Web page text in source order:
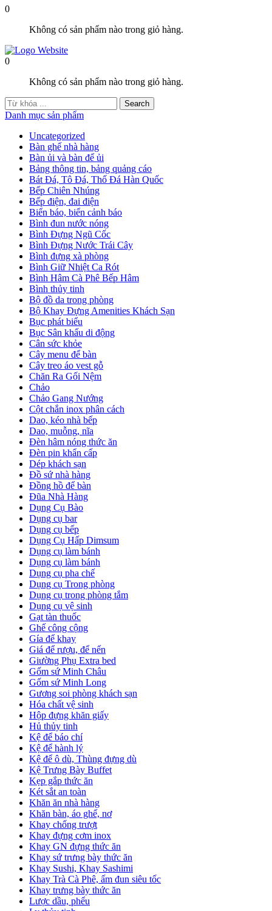
0
Không có sản phẩm nào trong giỏ hàng.
0
Không có sản phẩm nào trong giỏ hàng.
Danh mục sản phẩm
Uncategorized
Bàn ghế nhà hàng
Bàn ủi và bàn để ủi
Bảng thông tin, bảng quảng cáo
Bát Đá, Tô Đá, Thố Đá Hàn Quốc
Bếp Chiên Nhúng
Bếp điện, đai điện
Biển báo, biển cảnh báo
Bình đun nước nóng
Bình Đựng Ngũ Cốc
Bình Đựng Nước Trái Cây
Bình đựng xà phòng
Bình Giữ Nhiệt Ca Rót
Bình Hâm Cà Phê Bếp Hâm
Bình thủy tinh
Bộ đồ da trong phòng
Bộ Khay Đựng Amenities Khách Sạn
Bục phát biểu
Bục Sân khấu di động
Cân sức khỏe
Cây menu để bàn
Cây treo áo vest gỗ
Chăn Ra Gối Nệm
Chảo
Chảo Gang Nướng
Cột chắn inox phân cách
Dao, kéo nhà bếp
Dao, muỗng, nĩa
Đèn hâm nóng thức ăn
Đèn pin khẩn cấp
Dép khách sạn
Đồ sứ nhà hàng
Đồng hồ để bàn
Đũa Nhà Hàng
Dụng Cụ Bào
Dụng cụ bar
Dụng cụ bếp
Dụng Cụ Hấp Dimsum
Dụng cụ làm bánh
Dụng cụ làm bánh
Dụng cụ pha chế
Dụng cụ Trong phòng
Dụng cụ trong phòng tắm
Dụng cụ vệ sinh
Gạt tàn thuốc
Ghế công cộng
Gía để khay
Giá để rượu, để nến
Giường Phụ Extra bed
Gốm sứ Minh Châu
Gốm sứ Minh Long
Gương soi phòng khách sạn
Hóa chất vệ sinh
Hộp đựng khăn giấy
Hủ thủy tinh
Kệ để báo chí
Kệ để hành lý
Kệ để ô dù, Thùng đựng dù
Kệ Trưng Bày Buffet
Kẹp gắp thức ăn
Két sắt an toàn
Khăn ăn nhà hàng
Khăn bàn, áo ghế, nơ
Khay chống trượt
Khay đựng cơm inox
Khay GN đựng thức ăn
Khay sứ trưng bày thức ăn
Khay Sushi, Khay Sashimi
Khay Trà Cà Phê, ấm đun siêu tốc
Khay trưng bày thức ăn
Lược dầu, phểu